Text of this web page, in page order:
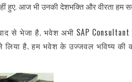
हुए. आज भी उनकी देशभक्ति और वीरता हम
से भेजा है. भवेश अभी SAP
लिया है. हम भवेश के उज्जवल भविष्य की